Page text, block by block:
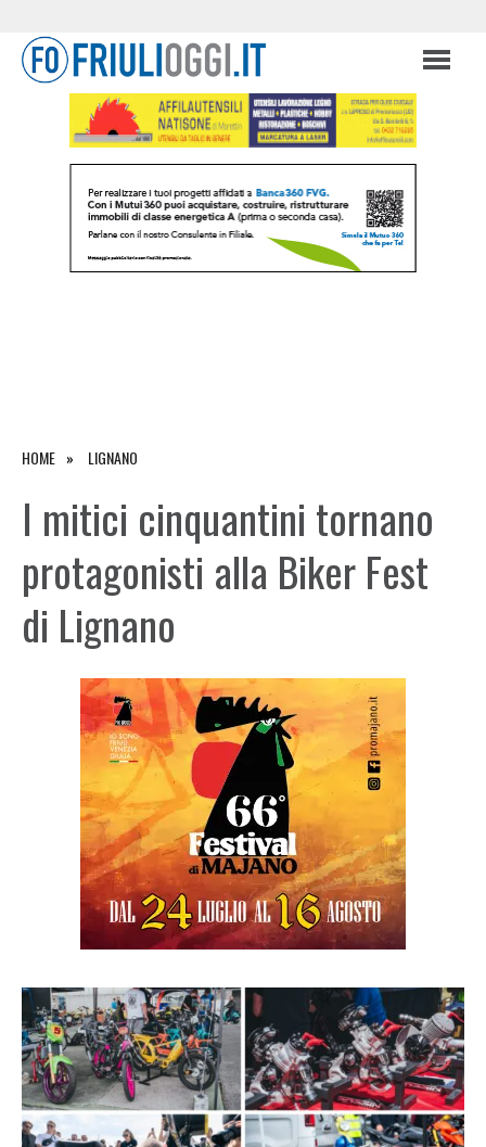
HOME LIGNANO
I mitici cinquantini tornano
protagonisti alla Biker Fest
di Lignano